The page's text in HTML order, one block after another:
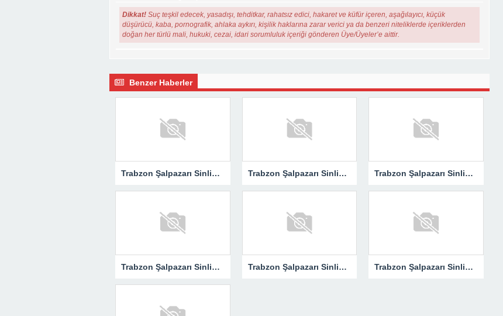
Dikkat! Suç teşkil edecek, yasadışı, tehditkar, rahatsız edici, hakaret ve küfür içeren, aşağılayıcı, küçük
düşürücü, kaba, pornografik, ahlaka aykırı, kişilik haklarına zarar verici ya da benzeri niteliklerde içeriklerden
doğan her türlü mali, hukuki, cezai, idari sorumluluk içeriği gönderen Üye/Üyeler’e aittir.
Benzer Haberler
Trabzon Şalpazarı Sinlice Köyü Derneği’nin İstanbul’da Kültür ve Sanat Gecesi Trabzon Şalpazarı Sinlice Köyü Derneği’nin İstanbul’da Kültür ve Sanat Gecesi Trabzon Şalpazarı Sinlice Köyü Derneği’nin İstanbul’da Kültür ve Sanat Gecesi
Trabzon Şalpazarı Sinlice Köyü Derneği’nin İstanbul’da Kültür ve Sanat Gecesi Trabzon Şalpazarı Sinlice Köyü Derneği’nin İstanbul’da Kültür ve Sanat Gecesi Trabzon Şalpazarı Sinlice Köyü Derneği’nin İstanbul’da Kültür ve Sanat Gecesi